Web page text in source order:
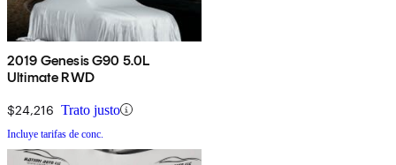
2019 Genesis G90 5.0L
Ultimate RWD
$24,216 Trato justo
Incluye tarifas de conc.